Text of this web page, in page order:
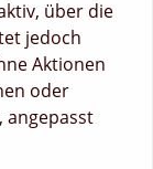
über die
jedoch
Aktionen
oder
angepasst